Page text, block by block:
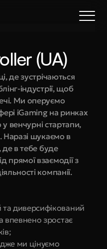
call
(UA)
де зустрічаються
індустрії, щоб
Ми оперуємо
iGaming на ринках
у венчурні стартапи,
Наразі шукаємо в
в тебе буде
прямої взаємодії з
компанії.
диверсифікований
впевнено зростає
ми цінуємо